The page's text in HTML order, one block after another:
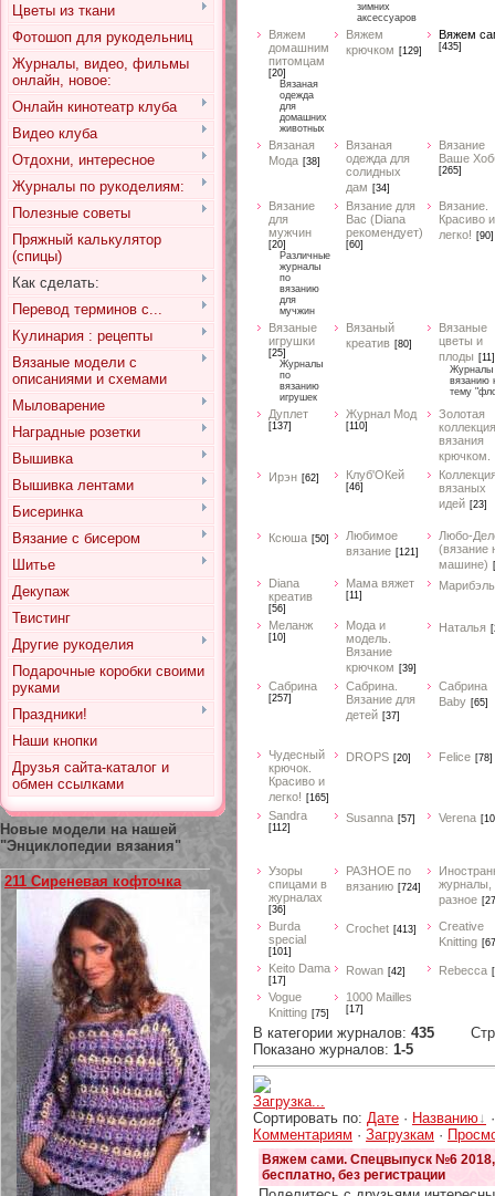
Цветы из ткани
Фотошоп для рукодельниц
Журналы, видео, фильмы
онлайн, новое:
Онлайн кинотеатр клуба
Видео клуба
Отдохни, интересное
Журналы по рукоделиям:
Полезные советы
Пряжный калькулятор
(спицы)
Как сделать:
Перевод терминов с...
Кулинария : рецепты
Вязаные модели с
описаниями и схемами
Мыловарение
Наградные розетки
Вышивка
Вышивка лентами
Бисеринка
Вязание с бисером
Шитье
Декупаж
Твистинг
Другие рукоделия
Подарочные коробки своими
руками
Праздники!
Наши кнопки
Друзья сайта-каталог и
обмен ссылками
Новые модели на нашей
"Энциклопедии вязания"
211 Сиреневая кофточка
зимних
аксессуаров
Вяжем
домашним
питомцам
[20]
Вязаная
одежда
для
домашних
животных
Вяжем
крючком [129]
Вяжем
[435]
Вязаная
Мода [38]
Вязаная
одежда для
солидных
дам [34]
Вязание
Ваше
[265]
Вязание
для
мужчин
[20]
Различные
журналы
по
вязанию
для
мучжин
Вязание для
Вас (Diana
рекомендует)
[60]
Вязание.
Красиво и
легко! [90]
Вязаные
игрушки
[25]
Журналы
по
вязанию
игрушек
Вязаный
креатив [80]
Вязаные
цветы и
плоды [11]
Журналы
вязанию
тему
Дуплет
[137]
Журнал Мод
[110]
Золотая
коллекция
вязания
крючком.
Ирэн [62] Клуб'ОКей
[46]
вязаных
идей [23]
Ксюша [50]
Любимое
вязание [121]
Любо-
(вязание
машине)
Diana
креатив
[56]
Мама вяжет
[11]
Марибэль
Меланж
[10]
Мода и
модель.
Вязание
крючком [39]
Наталья
Сабрина
[257]
Сабрина.
Вязание для
детей [37]
Сабрина
Baby [65]
Чудесный
крючок.
Красиво и
легко! [165]
DROPS [20] Felice [78]
Sandra
[112]
Susanna [57] Verena
Узоры
спицами в
журналах
[36]
РАЗНОЕ по
вязанию [724]
журналы,
разное
Burda
special
[101]
Crochet [413]
Creative
Knitting
Keito Dama
[17]
Rowan [42] Rebecca
Vogue
Knitting [75]
1000 Mailles
[17]
В категории журналов: 435
Показано журналов: 1-5
Загрузка...
Сортировать по: Дате · Названию
Комментариям · Загрузкам ·
Вяжем сами. Спецвыпуск №6 2018,
бесплатно, без регистрации